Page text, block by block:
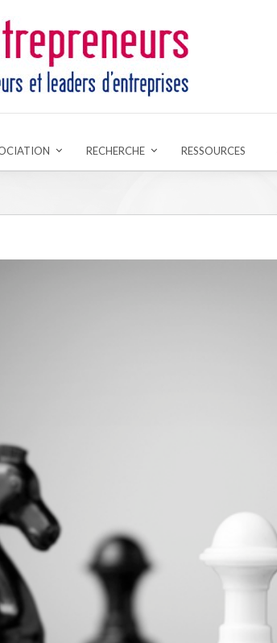
RECHERCHE RESSOURCES